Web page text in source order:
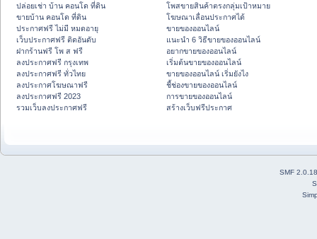
ปล่อยเช่า บ้าน คอนโด ที่ดิน
ขายบ้าน คอนโด ที่ดิน
ประกาศฟรี ไม่มี หมดอายุ
เว็บประกาศฟรี ติดอันดับ
ฝากร้านฟรี โพ ส ฟรี
ลงประกาศฟรี กรุงเทพ
ลงประกาศฟรี ทั่วไทย
ลงประกาศโฆษณาฟรี
ลงประกาศฟรี 2023
รวมเว็บลงประกาศฟรี
โพสขายสินค้าตรงกลุ่มเป้าหมาย
โฆษณาเลื่อนประกาศได้
ขายของออนไลน์
แนะนำ 6 วิธีขายของออนไลน์
อยากขายของออนไลน์
เริ่มต้นขายของออนไลน์
ขายของออนไลน์ เริ่มยังไง
ชี้ช่องขายของออนไลน์
การขายของออนไลน์
สร้างเว็บฟรีประกาศ
SMF 2.0.18